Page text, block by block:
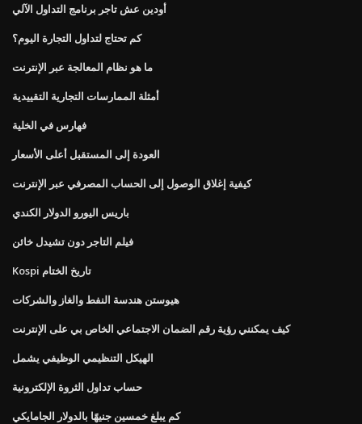
أودين عش تاجر برنامج التداول الآلي
كم تحتاج لتداول التجارة اليوم؟
ما هو نظام المعالجة عبر الإنترنت
أمثلة الممارسات التجارية التقييدية
فهارس في الخلية
العودة إلى المستقبل أعلى الأسعار
كيفية إغلاق الوصول إلى الحساب المصرفي عبر الإنترنت
باريس اليورو الدولار الكندي
فيلم التاجر دون تشيدل خائن
Kospi تاريخ الختام
هيوستن هندسة النفط والغاز والشركات
كيف يمكنني رؤية رقم الضمان الاجتماعي الخاص بي على الإنترنت
الهيكل التنظيمي الوظيفي يشمل
حساب تداول الثروة الإلكترونية
كم يبلغ خمسين جنيهًا بالدولار الجامايكي